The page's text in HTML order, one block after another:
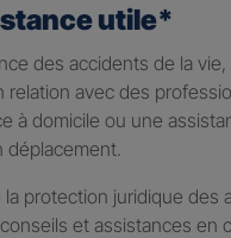
utile*
des accidents de la
relation avec des
à domicile ou une
la protection juridique des
et assistances en